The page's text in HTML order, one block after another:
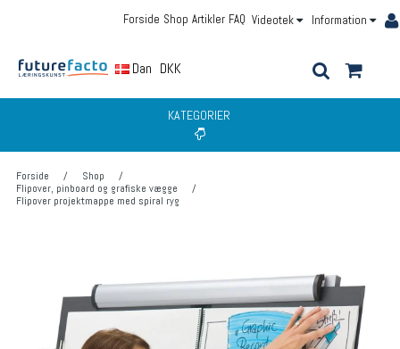
Information
Videotek
FAQ
Artikler
Shop
Forside
DanskDKK
KATEGORIER
Forside / Shop
/
Flipover, pinboard og grafiske vægge
/
Flipover projektmappe med spiral ryg